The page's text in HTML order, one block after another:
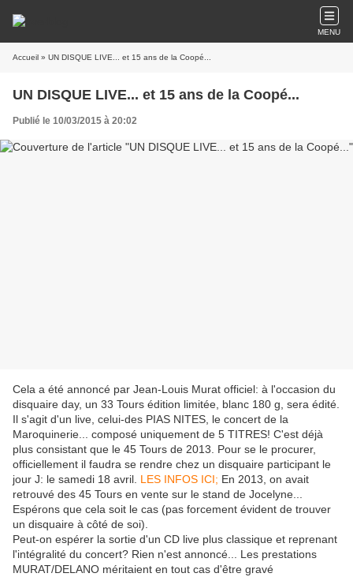
MENU
Accueil » UN DISQUE LIVE... et 15 ans de la Coopé...
UN DISQUE LIVE... et 15 ans de la Coopé...
Publié le 10/03/2015 à 20:02
Cela a été annoncé par Jean-Louis Murat officiel: à l'occasion du
disquaire day, un 33 Tours édition limitée, blanc 180 g, sera édité.
Il s'agit d'un live, celui-des PIAS NITES, le concert de la
Maroquinerie... composé uniquement de 5 TITRES! C'est déjà
plus consistant que le 45 Tours de 2013. Pour se le procurer,
officiellement il faudra se rendre chez un disquaire participant le
jour J: le samedi 18 avril. LES INFOS ICI; En 2013, on avait
retrouvé des 45 Tours en vente sur le stand de Jocelyne...
Espérons que cela soit le cas (pas forcement évident de trouver
un disquaire à côté de soi).
Peut-on espérer la sortie d'un CD live plus classique et reprenant
l'intégralité du concert? Rien n'est annoncé... Les prestations
MURAT/DELANO méritaient en tout cas d'être gravé